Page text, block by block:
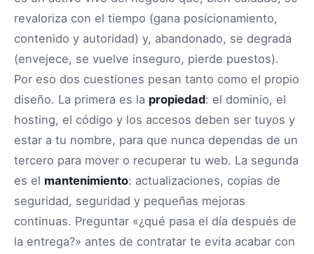
revaloriza con el tiempo (gana posicionamiento,
contenido y autoridad) y, abandonado, se degrada
(envejece, se vuelve inseguro, pierde puestos).
Por eso dos cuestiones pesan tanto como el propio
diseño. La primera es la propiedad: el dominio, el
hosting, el código y los accesos deben ser tuyos y
estar a tu nombre, para que nunca dependas de un
tercero para mover o recuperar tu web. La segunda
es el mantenimiento: actualizaciones, copias de
seguridad, seguridad y pequeñas mejoras
continuas. Preguntar «¿qué pasa el día después de
la entrega?» antes de contratar te evita acabar con